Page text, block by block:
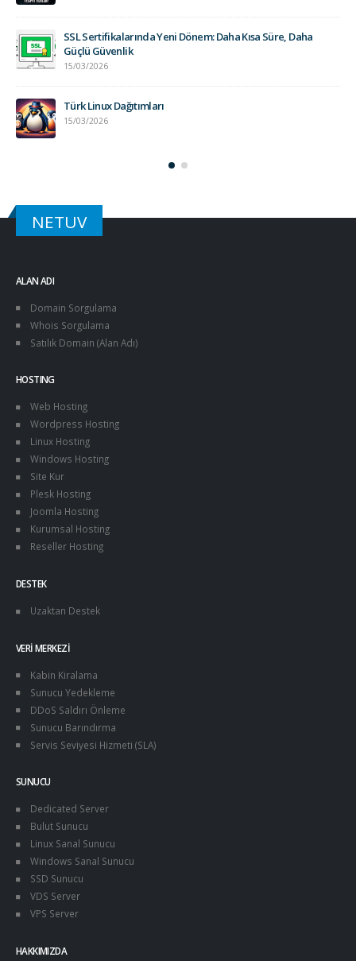
SSL Sertifikalarında Yeni Dönem: Daha Kısa Süre, Daha
Güçlü Güvenlik
15/03/2026
Türk Linux Dağıtımları
15/03/2026
NETUV
ALAN ADI
Domain Sorgulama
Whois Sorgulama
Satılık Domain (Alan Adı)
HOSTING
Web Hosting
Wordpress Hosting
Linux Hosting
Windows Hosting
Site Kur
Plesk Hosting
Joomla Hosting
Kurumsal Hosting
Reseller Hosting
DESTEK
Uzaktan Destek
VERI MERKEZI
Kabin Kiralama
Sunucu Yedekleme
DDoS Saldırı Önleme
Sunucu Barındırma
Servis Seviyesi Hizmeti (SLA)
SUNUCU
Dedicated Server
Bulut Sunucu
Linux Sanal Sunucu
Windows Sanal Sunucu
SSD Sunucu
VDS Server
VPS Server
HAKKIMIZDA